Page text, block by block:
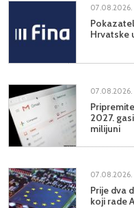
07.08.2026.
Hrvatske
07.08.2026.
2027.
milijuni
07.08.2026.
Prije dva
koji rade